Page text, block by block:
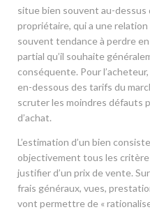
situe bien souvent au-dessus
propriétaire, qui a une
souvent tendance à perdre
partial qu’il souhaite
conséquente. Pour
en-dessous des tarifs du
scruter les moindres défauts
d’achat.
L’estimation d’un bien
objectivement tous les
justifier d’un prix de vente.
frais généraux, vues,
vont permettre de «